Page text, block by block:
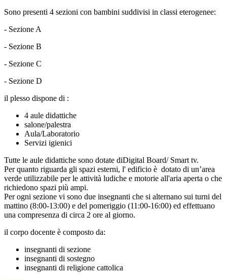
Sono presenti 4 sezioni con bambini suddivisi in classi eterogenee:
- Sezione A
- Sezione B
- Sezione C
- Sezione D
il plesso dispone di :
4 aule didattiche
salone/palestra
Aula/Laboratorio
Servizi igienici
Tutte le aule didattiche sono dotate diDigital Board/ Smart tv.
Per quanto riguarda gli spazi esterni, l' edificio è dotato di un’area
verde utilizzabile per le attività ludiche e motorie all'aria aperta o che
richiedono spazi più ampi.
Per ogni sezione vi sono due insegnanti che si alternano sui turni del
mattino (8:00-13:00) e del pomeriggio (11:00-16:00) ed effettuano
una compresenza di circa 2 ore al giorno.
il corpo docente è composto da:
insegnanti di sezione
insegnanti di sostegno
insegnanti di religione cattolica